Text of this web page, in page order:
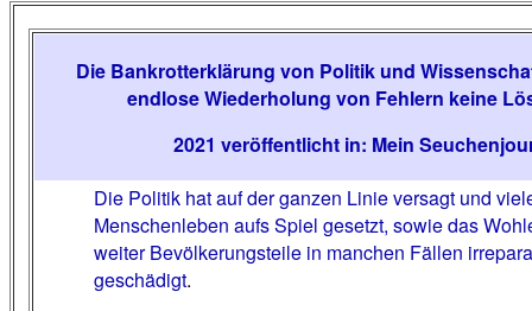
Die Bankrotterklärung von Politik und
endlose Wiederholung von Fehlern keine
2021 veröffentlicht in: Mein
Die Politik hat auf der ganzen Linie versagt und
Menschenleben aufs Spiel gesetzt, sowie das
weiter Bevölkerungsteile in manchen Fällen
geschädigt.